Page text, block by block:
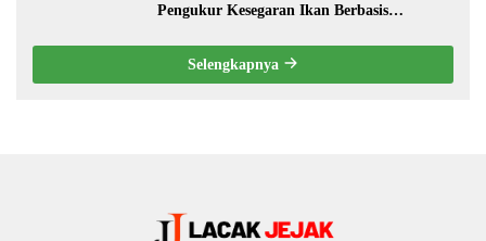
Pengukur Kesegaran Ikan Berbasis
Selengkapnya